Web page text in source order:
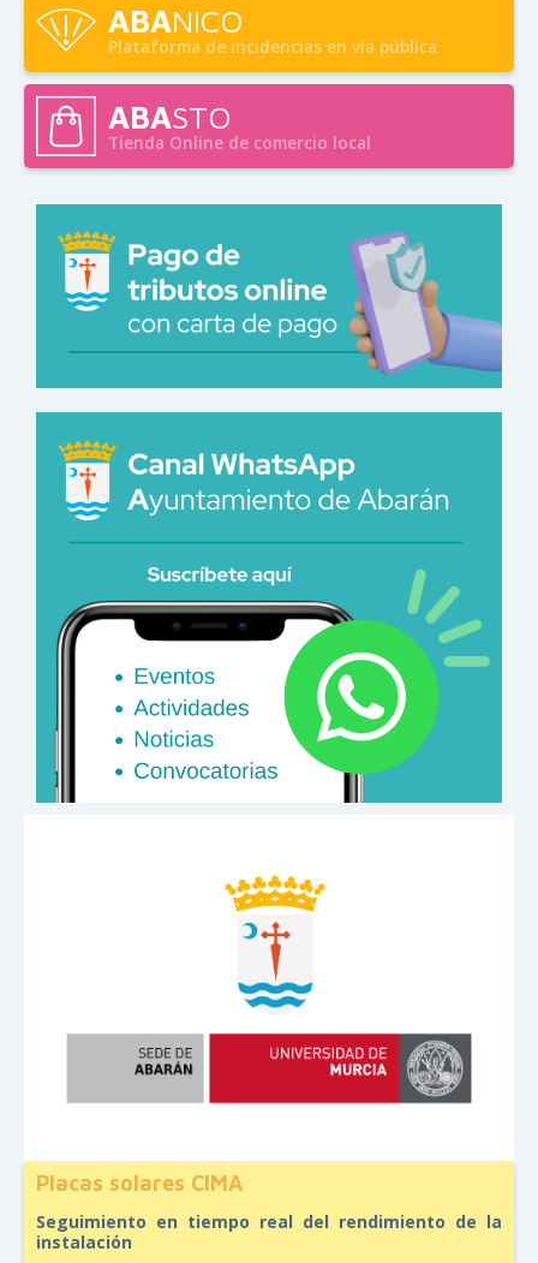
ABANICO
Plataforma de incidencias en vía pública
ABASTO
Tienda Online de comercio local
Placas solares CIMA
Seguimiento en tiempo real del rendimiento de la
instalación